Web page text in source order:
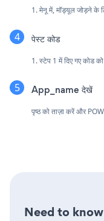
1. मेनू में, मॉड्यूल जोड़ने के
पेस्ट कोड
1. स्टेप 1 में दिए गए कोड
App_name देखें
पृष्ठ को ताज़ा करें और
Need to